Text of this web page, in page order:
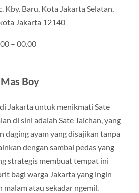
Kby. Baru, Kota Jakarta Selatan,
Jakarta 12140
– 00.00
Boy
Jakarta untuk menikmati Sate
di sini adalah Sate Taichan, yang
daging ayam yang disajikan tanpa
dengan sambal pedas yang
strategis membuat tempat ini
bagi warga Jakarta yang ingin
malam atau sekadar ngemil.